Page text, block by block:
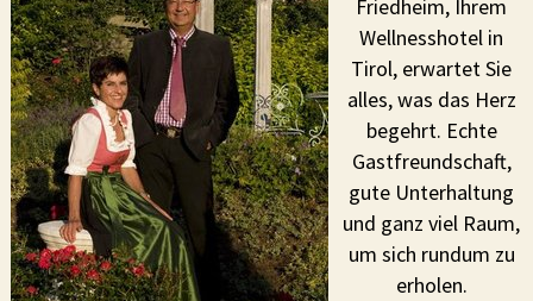
Friedheim, Ihrem
Wellnesshotel in
Tirol, erwartet Sie
alles, was das Herz
begehrt. Echte
Gastfreundschaft,
gute Unterhaltung
und ganz viel Raum,
um sich rundum zu
erholen.